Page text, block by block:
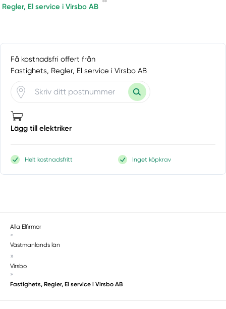
Regler, El service i Virsbo AB
Få kostnadsfri offert från
Fastighets, Regler, El service i Virsbo AB
Lägg till elektriker
Helt kostnadsfritt Inget köpkrav
Alla Elfirmor
»
Västmanlands län
»
Virsbo
»
Fastighets, Regler, El service i Virsbo AB